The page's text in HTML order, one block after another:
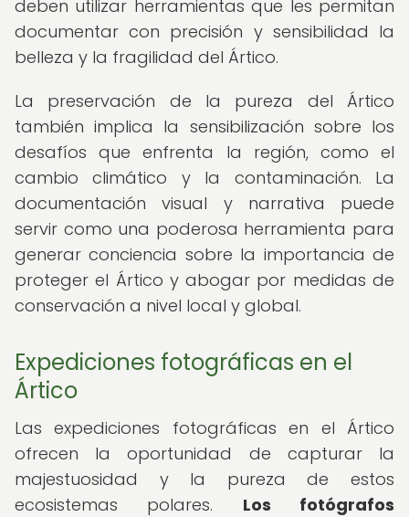
deben utilizar herramientas que les permitan
documentar con precisión y sensibilidad la
belleza y la fragilidad del Ártico.
La preservación de la pureza del Ártico
también implica la sensibilización sobre los
desafíos que enfrenta la región, como el
cambio climático y la contaminación. La
documentación visual y narrativa puede
servir como una poderosa herramienta para
generar conciencia sobre la importancia de
proteger el Ártico y abogar por medidas de
conservación a nivel local y global.
Expediciones fotográficas en el
Ártico
Las expediciones fotográficas en el Ártico
ofrecen la oportunidad de capturar la
majestuosidad y la pureza de estos
ecosistemas polares. Los fotógrafos